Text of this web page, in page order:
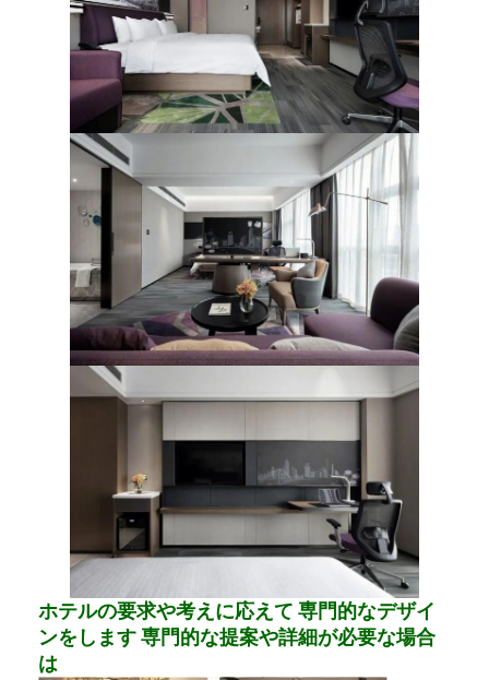
ホテル家具
ヴィラ家具
アパートの家具
商用クラブ家具
ダイニングルームの家具
オフィス家具
据え付け家具
装飾された家具
ホテルの要求や考えに応えて 専門的なデザイ
ンをします 専門的な提案や詳細が必要な場合
は